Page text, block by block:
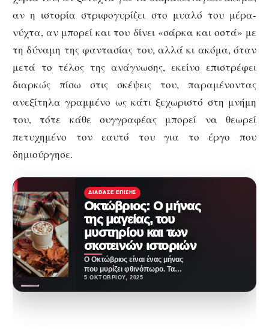
αν η ιστορία στριφογυρίζει στο μυαλό του μέρα-
νύχτα, αν μπορεί και του δίνει «σάρκα και οστά» με
τη δύναμη της φαντασίας του, αλλά κι ακόμα, όταν
μετά το τέλος της ανάγνωσης, εκείνο επιστρέφει
διαρκώς πίσω στις σκέψεις του, παραμένοντας
ανεξίτηλα γραμμένο ως κάτι ξεχωριστό στη μνήμη
του, τότε κάθε συγγραφέας μπορεί να θεωρεί
πετυχημένο τον εαυτό του για το έργο που
δημιούργησε.
ΔΙΆΒΑΣΕ ΕΠΊΣΗΣ
Οκτώβριος: Ο μήνας
της μαγείας, του
μυστηρίου και των
σκοτεινών ιστοριών
Ο Οκτώβριος είναι ένας μήνας
που μυρίζει φθινόπωρο. Τα
φύλλα βάφονται χρυσοκόκκινα,
5 ΟΚΤΩΒΡΊΟΥ, 2025